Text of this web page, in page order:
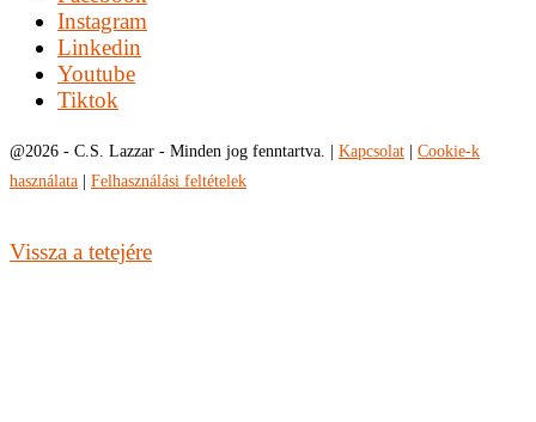
Instagram
Linkedin
Youtube
Tiktok
@2026 - C.S. Lazzar - Minden jog fenntartva. | Kapcsolat
Cookie-k
használata
Felhasználási feltételek
Vissza a tetejére